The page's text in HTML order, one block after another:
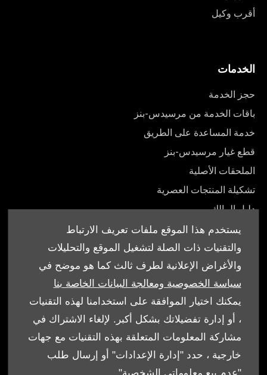
يستخدم هذا الموقع ملفات تعريف الارتباط
والتقنيات ذات الصلة لتشغيل الموقع والتحليلات
والأغراض الإعلانية لطرف ثالث كما هو موضح في
سياسة الخصوصية ومعالجة البيانات الخاصة بنا
يمكنك اختيار الموافقة على استخدامنا لهذه التقنيات
، أو إدارة تفضيلاتك بشكل أكبر. لإلغاء الاشتراك في
مشاركة المعلومات المتعلقة بهذه التقنيات مع جهات
خارجية ، حدد "إدارة الإعدادات" أو إرسال طلب
أقرب وكيل
الخدمات
حجز الخدمة
باقات الخدمة من مرسيدس-بنز
خدمة المساعدة على الطريق
قطع غيار مرسيدس-بنز
الملحقات الأصلية
تشكيلة المنتجات العصرية
دليل المالك
© شركة إبراهيم الجفالي و اخوانه للسيارات 2026. كل الحقوق
محفوظة
الشروط والأحكام
سياسة ملفات الارتباط